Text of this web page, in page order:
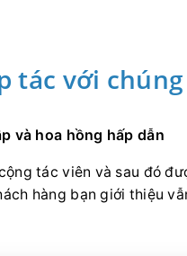
tác với
và hoa hồng hấp dẫn
tác viên và sau đó
hàng bạn giới thiệu